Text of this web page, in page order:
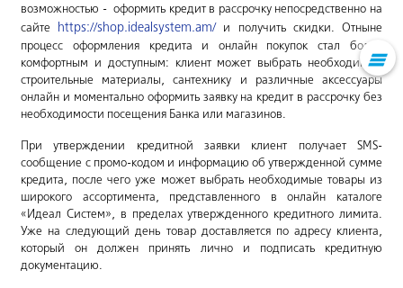
возможностью - оформить кредит в рассрочку непосредственно на
сайте https://shop.idealsystem.am/и получить скидки. Отныне
процесс оформления кредита и онлайн покупок стал более
комфортным и доступным: клиент может выбрать необходимые
строительные материалы, сантехнику и различные аксессуары
онлайн и моментально оформить заявку на кредит в рассрочку без
необходимости посещения Банка или магазинов.
При утверждении кредитной заявки клиент получает SMS-
сообщение с промо-кодом и информацию об утвержденной сумме
кредита, после чего уже может выбрать необходимые товары из
широкого ассортимента, представленного в онлайн каталоге
«Идеал Систем», в пределах утвержденного кредитного лимита.
Уже на следующий день товар доставляется по адресу клиента,
который он должен принять лично и подписать кредитную
документацию.